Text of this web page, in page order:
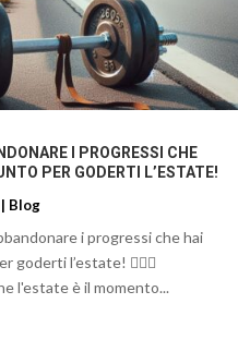
I PROGRESSI CHE
PER GODERTI L’ESTATE!
Blog
i progressi che hai
goderti l’estate! 🏋️‍♀️🌞
l'estate è il momento...